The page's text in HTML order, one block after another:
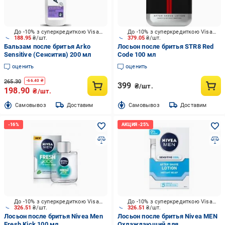
188.95₴/шт.
До -10% з суперкредиткою Visa Вигода
Бальзам после бритья Arko
Sensitive (Сенситив) 200 мл
оценить
265.30 -66.40 ₴
198.90 ₴/шт.
Cамовывоз Доставим
379.05₴/шт.
До -10% з суперкредиткою Visa Вигода
Лосьон после бритья STR8 Red
Code 100 мл
оценить
399 ₴/шт.
Cамовывоз Доставим
326.51₴/шт.
До -10% з суперкредиткою Visa Вигода
Лосьон после бритья Nivea Men
326.51₴/шт.
До -10% з суперкредиткою Visa Вигода
Лосьон после бритья Nivea MEN